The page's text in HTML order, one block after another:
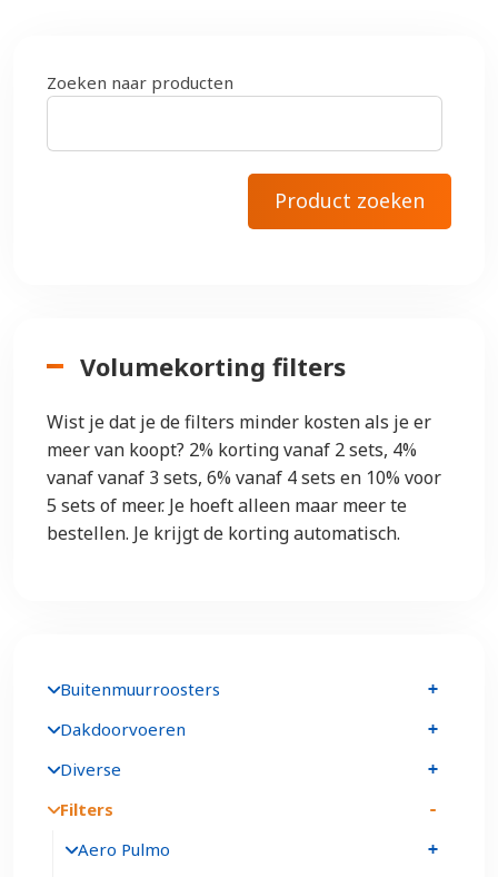
Zoeken naar producten
Volumekorting filters
Wist je dat je de filters minder kosten als je er
meer van koopt? 2% korting vanaf 2 sets, 4%
vanaf vanaf 3 sets, 6% vanaf 4 sets en 10% voor
5 sets of meer. Je hoeft alleen maar meer te
bestellen. Je krijgt de korting automatisch.
Buitenmuurroosters
Dakdoorvoeren
Diverse
Filters
Aero Pulmo